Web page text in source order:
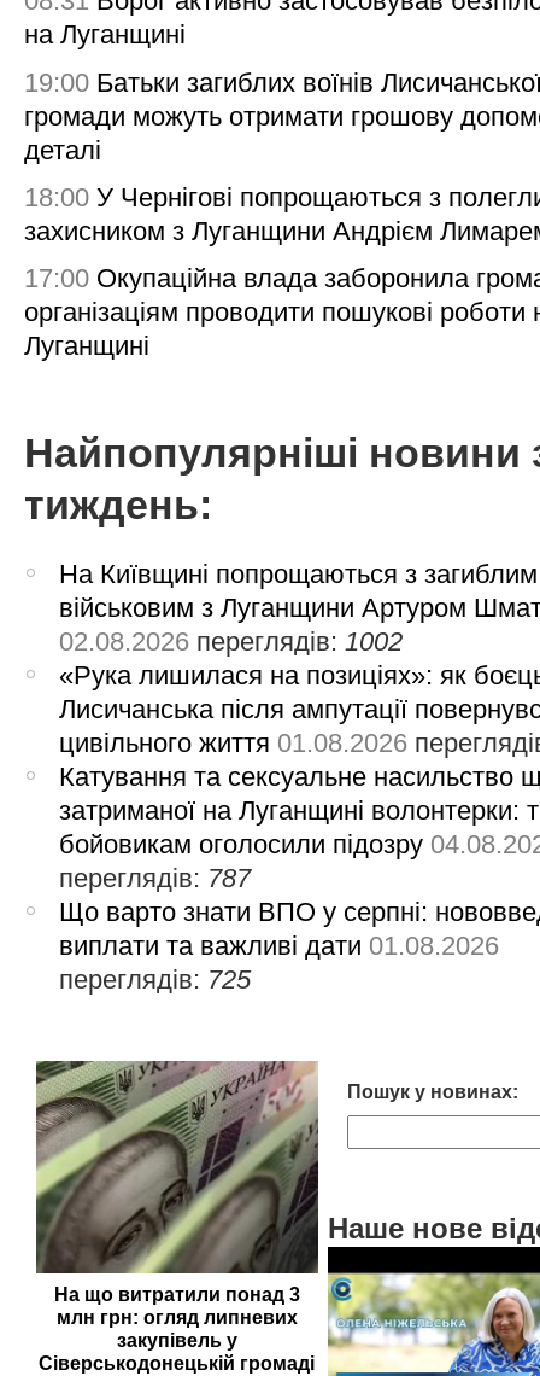
на Луганщині
19:00 Батьки загиблих воїнів
громади можуть отримати грошову
деталі
18:00 У Чернігові попрощаються з
захисником з Луганщини Андрієм
17:00 Окупаційна влада заборонила
організаціям проводити пошукові роботи
Луганщині
Найпопулярніші новини
тиждень:
На Київщині попрощаються з загиблим
військовим з Луганщини Артуром
02.08.2026 переглядів:1002
«Рука лишилася на позиціях»: як
Лисичанська після ампутації
цивільного життя 01.08.2026
Катування та сексуальне насильство
затриманої на Луганщині волонтерки:
бойовикам оголосили підозру
переглядів: 787
Що варто знати ВПО у серпні:
виплати та важливі дати 01.08.2026
переглядів: 725
На що витратили понад 3
млн грн: огляд липневих
закупівель у
Сіверськодонецькій громаді
Пошук у новинах:
Наше нове